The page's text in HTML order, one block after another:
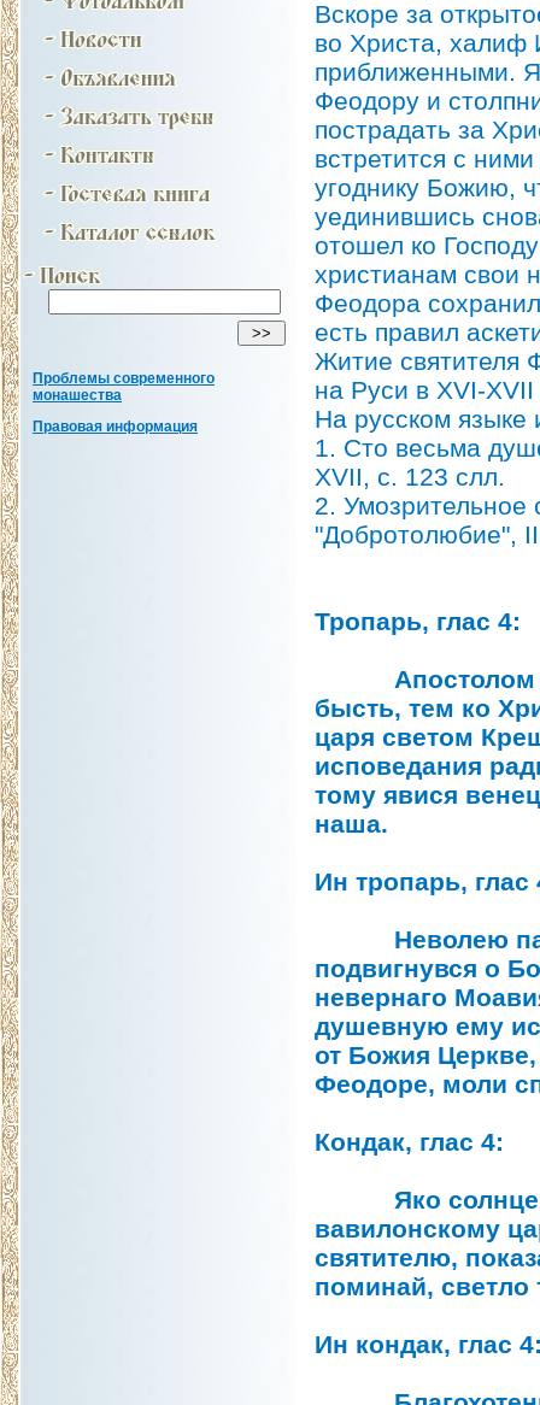
Проблемы современного
монашества
Правовая информация
Вскоре за
во Христа, халиф
приближенными.
Феодору и
пострадать за
встретится с
угоднику Божию,
уединившись
отошел ко
христианам свои
Феодора
есть правил
Житие святителя
на Руси в ХVI-ХVII
На русском языке
1. Сто весьма
ХVII, с. 123 слл.
2. Умозрительное
"Добротолюбие",
Тропарь, глас 4:
Апостолом
бысть, тем ко
царя светом
исповедания
тому явися
наша.
Ин тропарь, глас
Неволею
подвигнувся о
невернаго
душевную ему
от Божия
Феодоре, моли
Кондак, глас 4:
Яко солнце,
вавилонскому
святителю,
поминай,
Ин кондак, глас